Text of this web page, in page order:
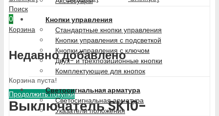
Поиск
0
Корзина
Недавно добавлено
Корзина пуста!
Продолжить покупки
Кнопки управления
Стандартные кнопки управления
Кнопки управления с подсветкой
Кнопки управления с ключом
Двух- и трехпозиционные кнопки
Комплектующие для кнопок
Светосигнальная арматура
Светосигнальная арматура
Указатели положения
Выключатель SK10-